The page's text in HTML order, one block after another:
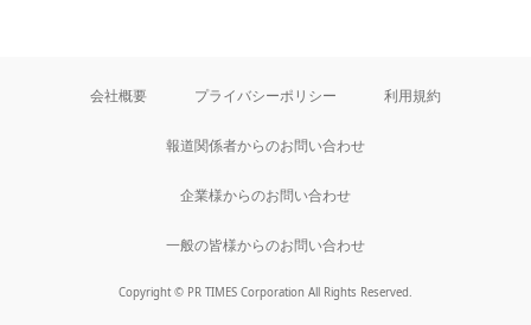
会社概要 プライバシーポリシー 利用規約
報道関係者からのお問い合わせ
企業様からのお問い合わせ
一般の皆様からのお問い合わせ
Copyright © PR TIMES Corporation All Rights Reserved.